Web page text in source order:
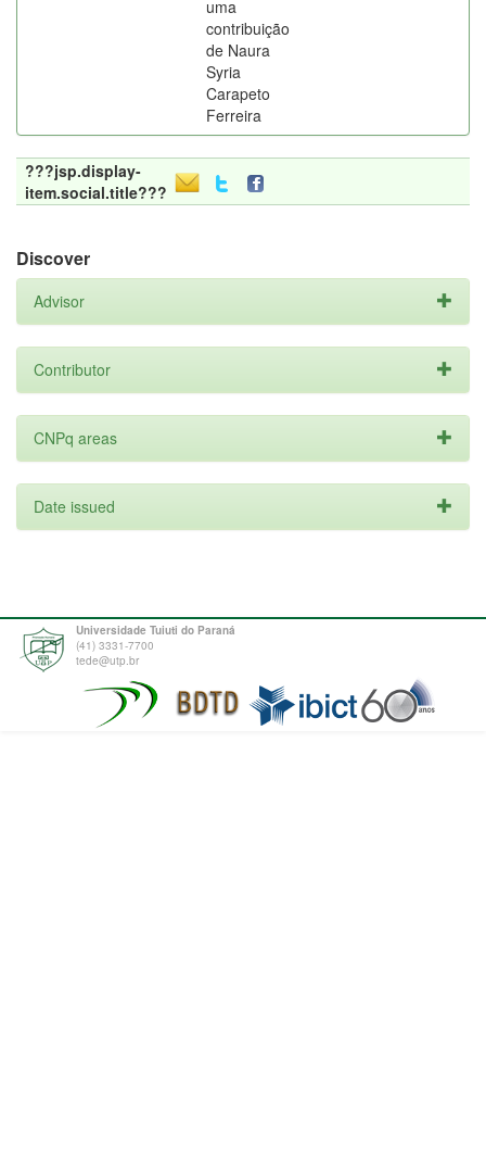
uma
contribuição
de Naura
Syria
Carapeto
Ferreira
???jsp.display-
item.social.title???
Discover
Advisor
Contributor
CNPq areas
Date issued
Universidade Tuiuti do Paraná
(41) 3331-7700
tede@utp.br